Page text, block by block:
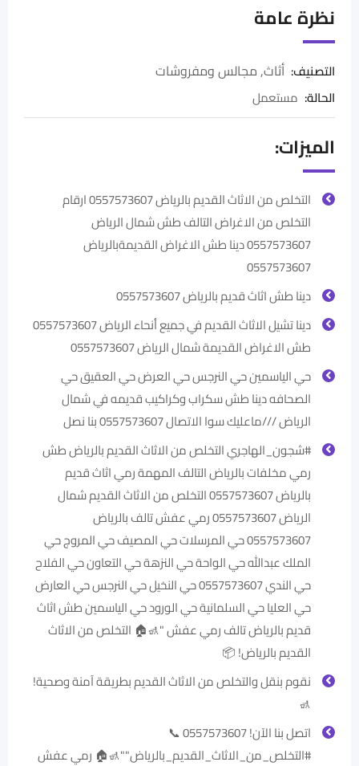
نظرة عامة
التصنيف: أثاث,مجالس ومفروشات
الحالة: مستعمل
الميزات:
التخلص من الاثاث القديم بالرياض 0557573607 ارقام
التخلص من الاغراض التالف طش شمال الرياض
0557573607 ‏دينا طش الاغراض القديمةبالرياض
0557573607
دينا طش اثاث قديم بالرياض 0557573607
دينا تشيل الاثاث القديم في جميع أنحاء الرياض 0557573607
طش الاغراض القديمة شمال الرياض 0557573607
حي الياسمين حي النرجس حي العرض حي العقيق حي
الصحافه دينا طش سكراب وكراكيب قديمه في شمال
الرياض ///ماعليك سوا الاتصال 0557573607 بنا نصل
#شجون_الهاجري التخلص من الاثاث القديم بالرياض طش
رمي مخلفات بالرياض التالف المهمة رمي اثاث قديم
بالرياض 0557573607 التخلص من الاثاث القديم شمال
الرياض 0557573607 رمي عفش تالف بالرياض
0557573607 حي المرسلات حي المصيف حي المروج حي
الملك عبدالله حي الواحة حي النزهة حي التعاون حي الفلاح
حي الندي 0557573607 حي النخيل حي النرجس حي العارض
حي العليا حي السلمانية حي الورود حي الياسمين طش اثاث
قديم بالرياض تالف رمي عفش ‏"🚮🏠 التخلص من الاثاث
القديم بالرياض! 📦
نقوم بنقل والتخلص من الاثاث القديم بطريقة آمنة وصحية!
🚮
اتصل بنا الآن! 0557573607 📞
‎#التخلص_من_الاثاث_القديم_بالرياض""🚮🏠 رمي عفش